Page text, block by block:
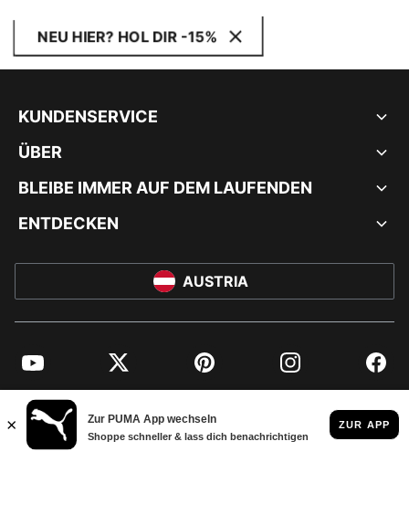
NEU HIER? HOL DIR -15%
KUNDENSERVICE
ÜBER
BLEIBE IMMER AUF DEM LAUFENDEN
ENTDECKEN
AUSTRIA
YouTube Twitter Pinterest Instagram
© PUMA EUROPE GMBH, 2026. ALLE RECHTE VORBEHALTEN
IMPRESSUM UND RECHTLICHE HINWEISE